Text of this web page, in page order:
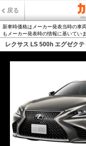
戻る
新車時価格はメーカー発表当時の車
もメーカー発表時の情報に基いていま
レクサス LS 500h エグゼク